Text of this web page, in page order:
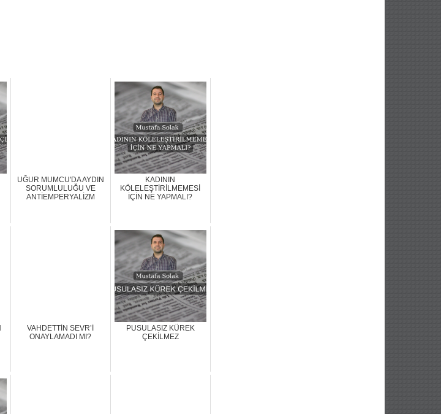
UĞUR MUMCU'DA AYDIN
SORUMLULUĞU VE
ANTİEMPERYALİZM
KADININ
KÖLELEŞTİRİLMEMESİ
İÇİN NE YAPMALI?
VAHDETTİN SEVR’İ
ONAYLAMADI MI?
PUSULASIZ KÜREK
ÇEKİLMEZ